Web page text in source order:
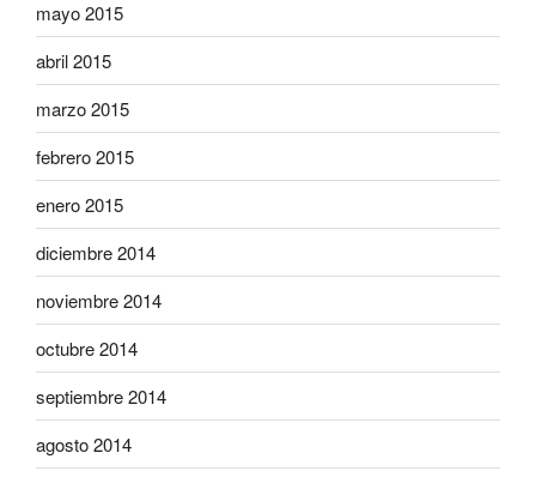
mayo 2015
abril 2015
marzo 2015
febrero 2015
enero 2015
diciembre 2014
noviembre 2014
octubre 2014
septiembre 2014
agosto 2014